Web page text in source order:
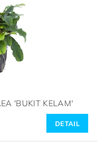
'BUKIT KELAM'
DETAIL